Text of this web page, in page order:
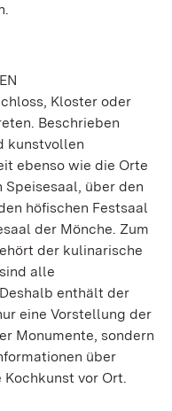
Kloster oder
Beschrieben
kunstvollen
ebenso wie die Orte
über den
höfischen Festsaal
der Mönche. Zum
der kulinarische
alle
enthält der
eine Vorstellung der
Monumente, sondern
über
vor Ort.